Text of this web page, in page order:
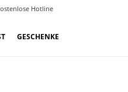
Hotline
GESCHENKE